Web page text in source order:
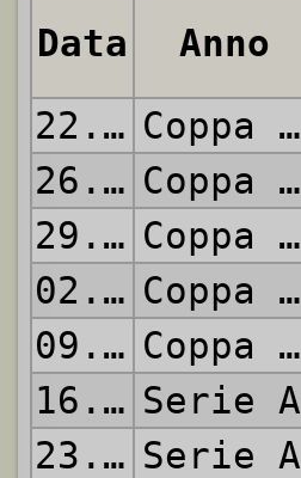
Data Anno
22.08.1984
Coppa Italia
26.08.1984
Coppa Italia
29.08.1984
Coppa Italia
02.09.1984
Coppa Italia
09.09.1984
Coppa Italia
16.09.1984 Serie A
23.09.1984 Serie A